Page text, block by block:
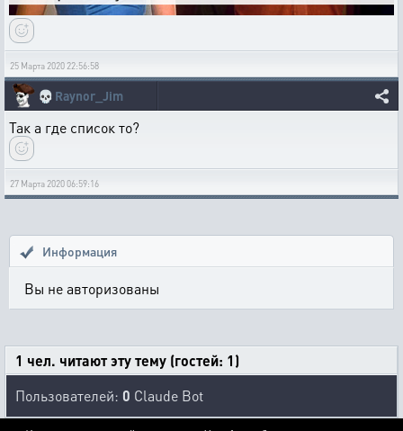
25 Марта 2020 22:56:58
💀 Raynor_Jim
Так а где список то?
27 Марта 2020 06:59:16
Информация
Вы не авторизованы
1 чел. читают эту тему (гостей: 1)
Пользователей: 0 Claude Bot